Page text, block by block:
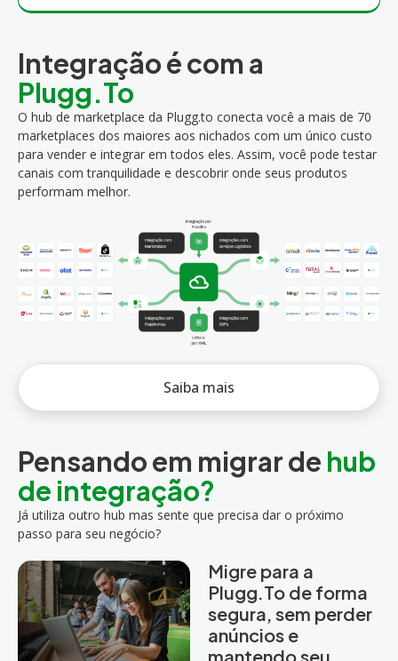
Integração é com a
Plugg.To
O hub de marketplace da Plugg.to conecta você a mais de 70
marketplaces dos maiores aos nichados com um único custo
para vender e integrar em todos eles. Assim, você pode testar
canais com tranquilidade e descobrir onde seus produtos
performam melhor.
Saiba mais
Pensando em migrar de hub
de integração?
Já utiliza outro hub mas sente que precisa dar o próximo
passo para seu negócio?
Migre para a
Plugg.To de forma
segura, sem perder
anúncios e
mantendo seu